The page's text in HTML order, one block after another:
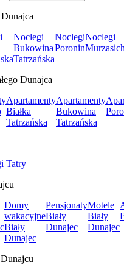
Noclegi
Bukowina
Tatrzańska
Noclegi
Poronin
Noclegi
Dunajca
Apartamenty
Białka
Tatrzańska
Apartamenty
Bukowina
Tatrzańska
Tatry
Domy
wakacyjne
Biały
Dunajec
Pensjonaty
Biały
Dunajec
Motele
Biały
Dunajec